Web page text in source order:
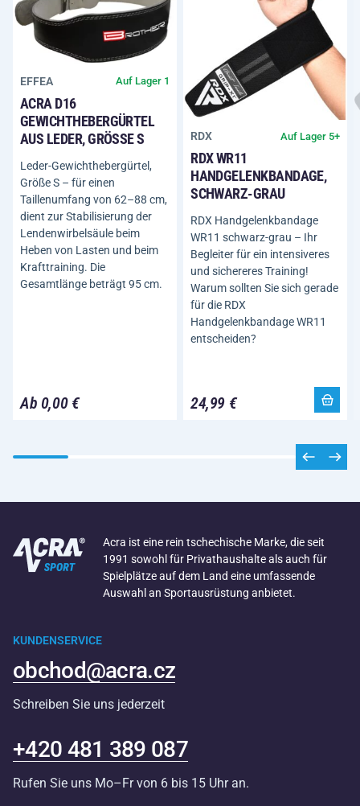
EFFEA Auf Lager 1
ACRA D16
GEWICHTHEBERGÜRTEL
AUS LEDER, GRÖSSE S
Leder-Gewichthebergürtel,
Größe S – für einen
Taillenumfang von 62–88 cm,
dient zur Stabilisierung der
Lendenwirbelsäule beim
Heben von Lasten und beim
Krafttraining. Die
Gesamtlänge beträgt 95 cm.
Ab 0,00 €
RDX Auf Lager 5+
RDX WR11
HANDGELENKBANDAGE,
SCHWARZ-GRAU
RDX Handgelenkbandage
WR11 schwarz-grau – Ihr
Begleiter für ein intensiveres
und sichereres Training!
Warum sollten Sie sich gerade
für die RDX
Handgelenkbandage WR11
entscheiden?
24,99 €
Acra ist eine rein tschechische Marke, die seit
1991 sowohl für Privathaushalte als auch für
Spielplätze auf dem Land eine umfassende
Auswahl an Sportausrüstung anbietet.
KUNDENSERVICE
obchod@acra.cz
Schreiben Sie uns jederzeit
+420 481 389 087
Rufen Sie uns Mo–Fr von 6 bis 15 Uhr an.